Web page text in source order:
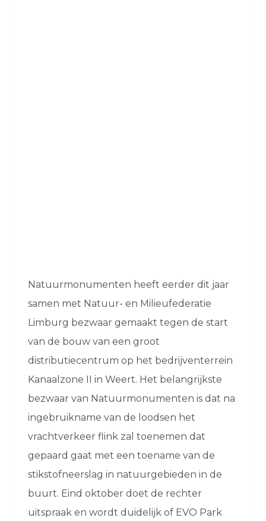
Natuurmonumenten heeft eerder dit jaar
samen met Natuur- en Milieufederatie
Limburg bezwaar gemaakt tegen de start
van de bouw van een groot
distributiecentrum op het bedrijventerrein
Kanaalzone II in Weert. Het belangrijkste
bezwaar van Natuurmonumenten is dat na
ingebruikname van de loodsen het
vrachtverkeer flink zal toenemen dat
gepaard gaat met een toename van de
stikstofneerslag in natuurgebieden in de
buurt. Eind oktober doet de rechter
uitspraak en wordt duidelijk of EVO Park